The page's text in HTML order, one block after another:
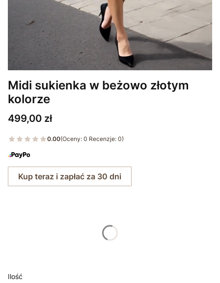
Midi sukienka w beżowo złotym
kolorze
Cena
499,00 zł
0.00(Oceny: 0 Recenzje: 0)
Kup teraz i zapłać za 30 dni
Ilość